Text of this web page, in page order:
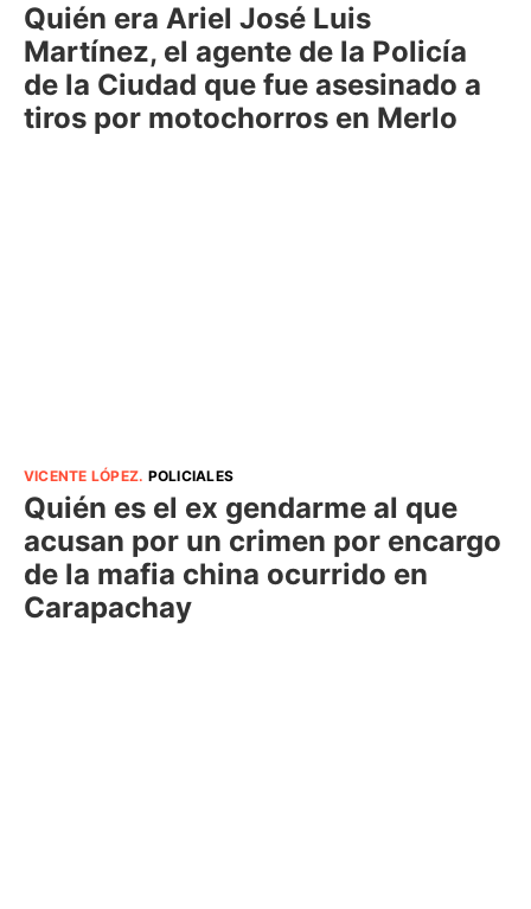
Quién era Ariel José Luis
Martínez, el agente de la Policía
de la Ciudad que fue asesinado a
tiros por motochorros en Merlo
VICENTE LÓPEZ. POLICIALES
Quién es el ex gendarme al que
acusan por un crimen por encargo
de la mafia china ocurrido en
Carapachay